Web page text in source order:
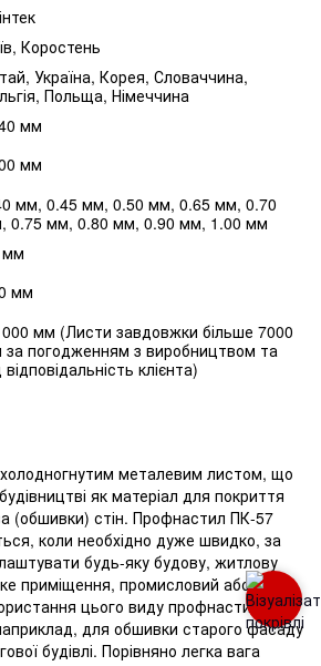
Коростень
Україна, Корея, Словаччина,
Польща, Німеччина
мм
мм
мм, 0.45 мм, 0.50 мм, 0.65 мм, 0.70
0.75 мм, 0.80 мм, 0.90 мм, 1.00 мм
мм
мм
мм (Листи завдовжки більше 7000
погодженням з виробництвом та
відповідальність клієнта)
металевим листом, що
як матеріал для покриття
(обшивки) стін. Профнастил ПК-57
коли необхідно дуже швидко, за
будь-яку будову, житлову
приміщення, промисловий або
цього виду профнастилу
для обшивки старого фасаду
будівлі. Порівняно легка вага